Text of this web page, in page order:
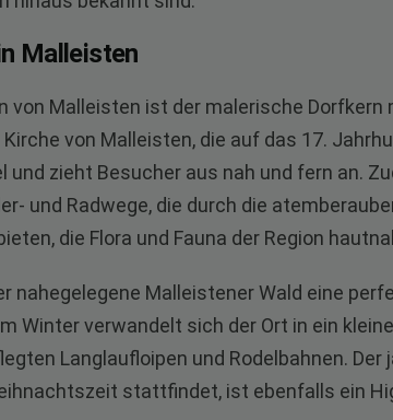
Malleisten
von Malleisten ist der malerische Dorfkern
von Malleisten, die auf das 17.
zieht Besucher aus nah und fern an.
und Radwege, die durch die
die Flora und Fauna der Region
nahegelegene Malleistener Wald eine
Winter verwandelt sich der Ort in ein
Langlaufloipen und Rodelbahnen. Der
stattfindet, ist ebenfalls ein